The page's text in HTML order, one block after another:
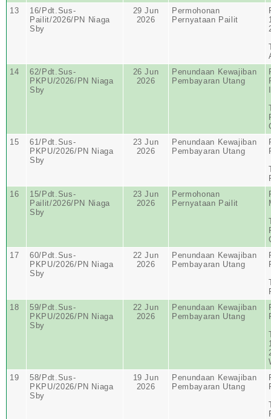
13
16/Pdt.Sus-
Pailit/2026/PN Niaga
Sby
29 Jun
2026
Permohonan
Pernyataan Pailit
14
62/Pdt.Sus-
PKPU/2026/PN Niaga
Sby
26 Jun
2026
Penundaan Kewajiban
Pembayaran Utang
15
61/Pdt.Sus-
PKPU/2026/PN Niaga
Sby
23 Jun
2026
Penundaan Kewajiban
Pembayaran Utang
16
15/Pdt.Sus-
Pailit/2026/PN Niaga
Sby
23 Jun
2026
Permohonan
Pernyataan Pailit
17
60/Pdt.Sus-
PKPU/2026/PN Niaga
Sby
22 Jun
2026
Penundaan Kewajiban
Pembayaran Utang
18
59/Pdt.Sus-
PKPU/2026/PN Niaga
Sby
22 Jun
2026
Penundaan Kewajiban
Pembayaran Utang
19
58/Pdt.Sus-
PKPU/2026/PN Niaga
Sby
19 Jun
2026
Penundaan Kewajiban
Pembayaran Utang